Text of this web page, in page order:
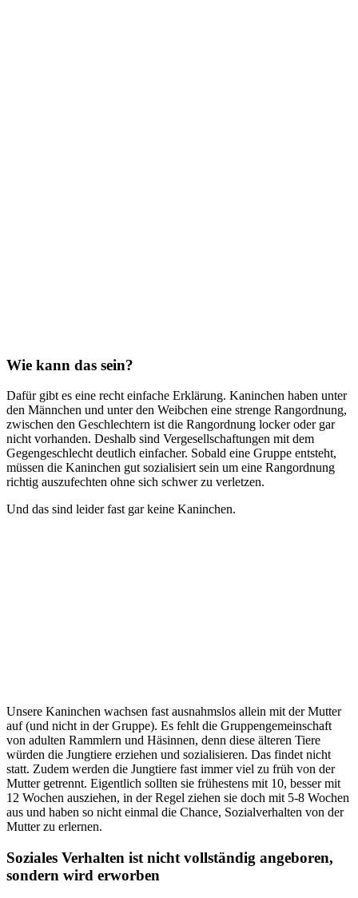
Wie kann das sein?
Dafür gibt es eine recht einfache Erklärung. Kaninchen haben unter
den Männchen und unter den Weibchen eine strenge Rangordnung,
zwischen den Geschlechtern ist die Rangordnung locker oder gar
nicht vorhanden. Deshalb sind Vergesellschaftungen mit dem
Gegengeschlecht deutlich einfacher. Sobald eine Gruppe entsteht,
müssen die Kaninchen gut sozialisiert sein um eine Rangordnung
richtig auszufechten ohne sich schwer zu verletzen.
Und das sind leider fast gar keine Kaninchen.
Unsere Kaninchen wachsen fast ausnahmslos allein mit der Mutter
auf (und nicht in der Gruppe). Es fehlt die Gruppengemeinschaft
von adulten Rammlern und Häsinnen, denn diese älteren Tiere
würden die Jungtiere erziehen und sozialisieren. Das findet nicht
statt. Zudem werden die Jungtiere fast immer viel zu früh von der
Mutter getrennt. Eigentlich sollten sie frühestens mit 10, besser mit
12 Wochen ausziehen, in der Regel ziehen sie doch mit 5-8 Wochen
aus und haben so nicht einmal die Chance, Sozialverhalten von der
Mutter zu erlernen.
Soziales Verhalten ist nicht vollständig angeboren,
sondern wird erworben